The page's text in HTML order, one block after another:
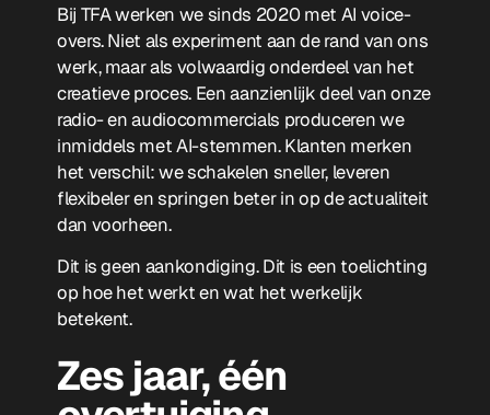
Bij TFA werken we sinds 2020 met AI voice-
overs. Niet als experiment aan de rand van ons
werk, maar als volwaardig onderdeel van het
creatieve proces. Een aanzienlijk deel van onze
radio- en audiocommercials produceren we
inmiddels met AI-stemmen. Klanten merken
het verschil: we schakelen sneller, leveren
flexibeler en springen beter in op de actualiteit
dan voorheen.
Dit is geen aankondiging. Dit is een toelichting
op hoe het werkt en wat het werkelijk
betekent.
Zes jaar, één